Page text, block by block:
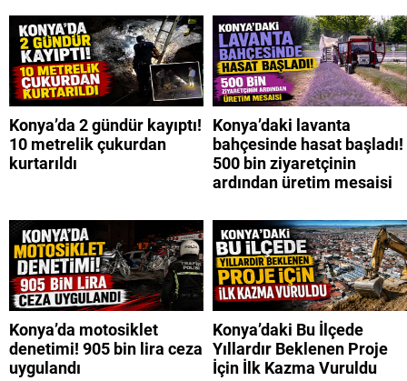
Konya’da 2 gündür kayıptı!
10 metrelik çukurdan
kurtarıldı
Konya’daki lavanta
bahçesinde hasat başladı!
500 bin ziyaretçinin
ardından üretim mesaisi
Konya’da motosiklet
denetimi! 905 bin lira ceza
uygulandı
Konya’daki Bu İlçede
Yıllardır Beklenen Proje
İçin İlk Kazma Vuruldu